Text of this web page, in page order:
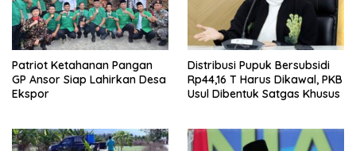
Patriot Ketahanan Pangan
GP Ansor Siap Lahirkan Desa
Ekspor
Distribusi Pupuk Bersubsidi
Rp44,16 T Harus Dikawal, PKB
Usul Dibentuk Satgas Khusus